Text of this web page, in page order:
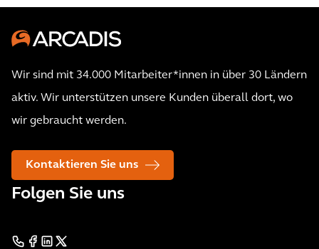
Wir sind mit 34.000 Mitarbeiter*innen in über 30 Ländern
aktiv. Wir unterstützen unsere Kunden überall dort, wo
wir gebraucht werden.
Kontaktieren Sie uns
Folgen Sie uns